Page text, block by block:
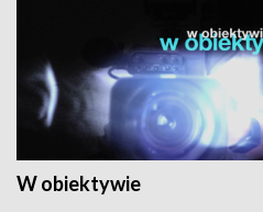
W obiektywie